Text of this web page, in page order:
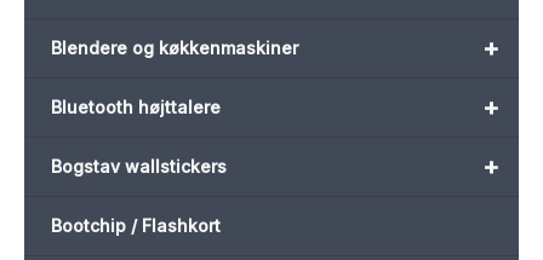
+
Blendere og køkkenmaskiner
+
Bluetooth højttalere
+
Bogstav wallstickers
Bootchip / Flashkort